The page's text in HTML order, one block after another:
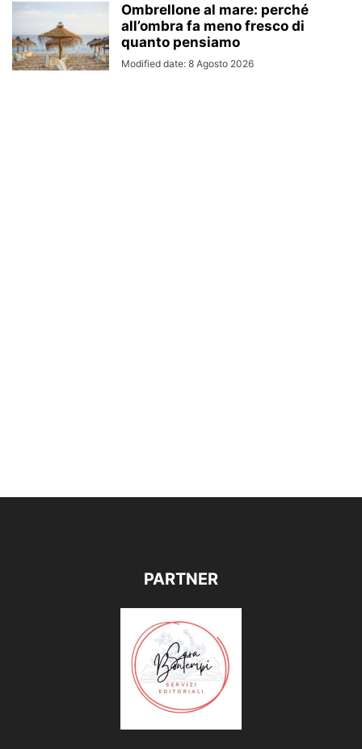
Ombrellone al mare: perché
all’ombra fa meno fresco di
quanto pensiamo
Modified date: 8 Agosto 2026
PARTNER